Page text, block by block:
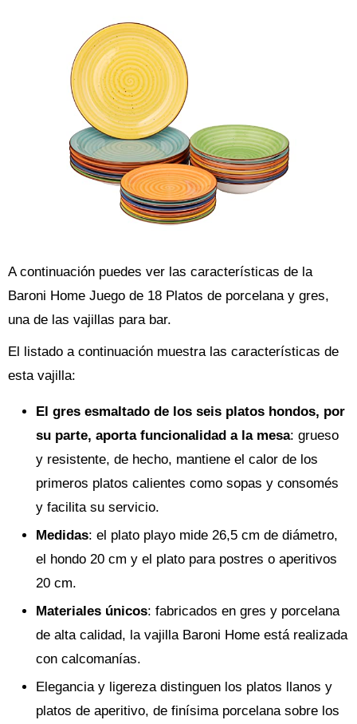
A continuación puedes ver las características de la
Baroni Home Juego de 18 Platos de porcelana y gres,
una de las vajillas para bar.
El listado a continuación muestra las características de
esta vajilla:
El gres esmaltado de los seis platos hondos, por
su parte, aporta funcionalidad a la mesa: grueso
y resistente, de hecho, mantiene el calor de los
primeros platos calientes como sopas y consomés
y facilita su servicio.
Medidas: el plato playo mide 26,5 cm de diámetro,
el hondo 20 cm y el plato para postres o aperitivos
20 cm.
Materiales únicos: fabricados en gres y porcelana
de alta calidad, la vajilla Baroni Home está realizada
con calcomanías.
Elegancia y ligereza distinguen los platos llanos y
platos de aperitivo, de finísima porcelana sobre los